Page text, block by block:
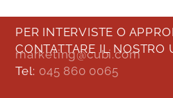
PER INTERVISTE O
CONTATTARE IL NOSTRO
marketing@cubi.com
Tel: 045 860 0065